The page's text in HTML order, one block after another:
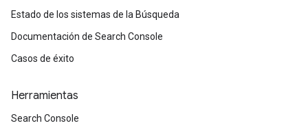
Estado de los sistemas de la Búsqueda
Documentación de Search Console
Casos de éxito
Herramientas
Search Console